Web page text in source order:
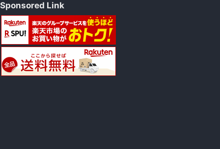
Sponsored Link